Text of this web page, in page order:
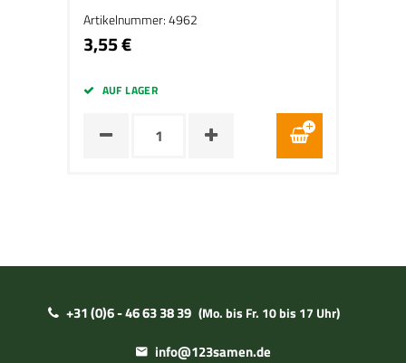
Artikelnummer: 4962
3,55 €
AUF LAGER
+31 (0)6 - 46 63 38 39 (Mo. bis Fr. 10 bis 17 Uhr)
info@123samen.de